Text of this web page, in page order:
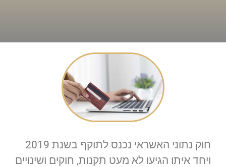
חוק נתוני האשראי נכנס לתוקף בשנת 2019
ויחד איתו הגיעו לא מעט תקנות, חוקים ושינויים